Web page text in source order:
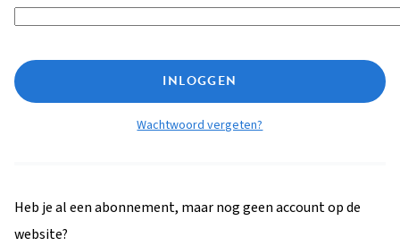
INLOGGEN
Wachtwoord vergeten?
Heb je al een abonnement, maar nog geen account op de
website?